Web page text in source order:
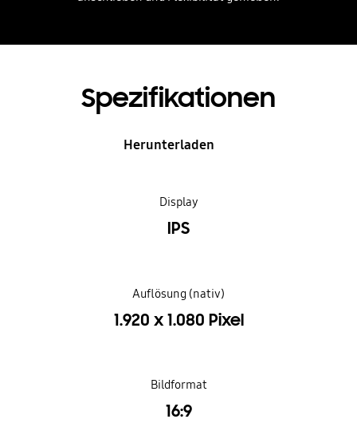
Spezifikationen
Herunterladen
Display
IPS
Auflösung (nativ)
1.920 x 1.080 Pixel
Bildformat
16:9